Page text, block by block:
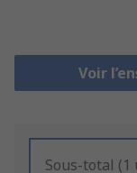
Voir
Sous-total